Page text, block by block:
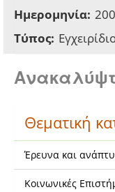
Ημερομηνία:
Τύπος:
Θεματική
Έρευνα και
Κοινωνικές